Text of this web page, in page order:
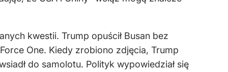
kwestii. Trump opuścił Busan bez
One. Kiedy zrobiono zdjęcia, Trump
do samolotu. Polityk wypowiedział się